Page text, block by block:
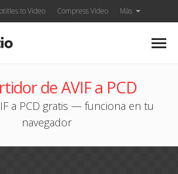
to Video Compress Video Más
de AVIF a PCD
a PCD gratis — funciona en tu
navegador